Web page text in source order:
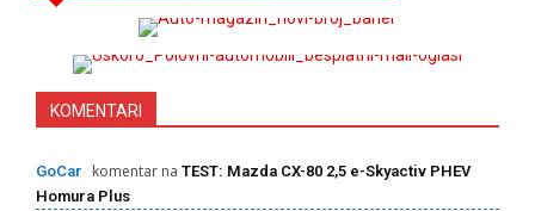
KOMENTARI
GoCar komentar na TEST: Mazda CX-80 2,5 e-Skyactiv PHEV
Homura Plus